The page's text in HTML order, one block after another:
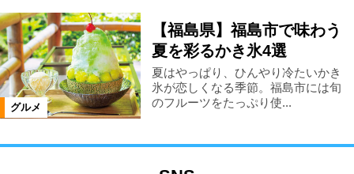
グルメ
【福島県】福島市で味わう
夏を彩るかき氷4選
夏はやっぱり、ひんやり冷たいかき
氷が恋しくなる季節。福島市には旬
のフルーツをたっぷり使...